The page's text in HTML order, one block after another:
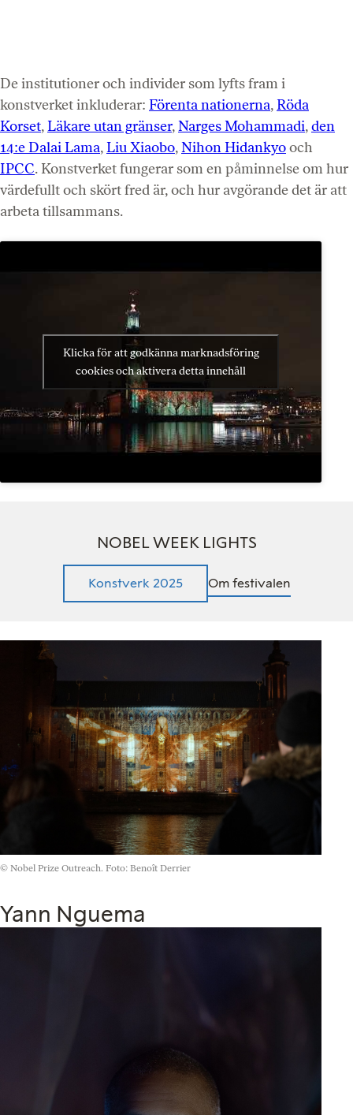
De institutioner och individer som lyfts fram i
konstverket inkluderar: Förenta nationerna,Röda
Korset,Läkare utan gränser,Narges Mohammadi,den
14:e Dalai Lama,Liu Xiaobo,Nihon Hidankyooch
IPCC. Konstverket fungerar som en påminnelse om hur
värdefullt och skört fred är, och hur avgörande det är att
arbeta tillsammans.
Klicka för att godkänna marknadsföring
cookies och aktivera detta innehåll
NOBEL WEEK LIGHTS
Konstverk 2025 Om festivalen
© Nobel Prize Outreach. Foto: Benoît Derrier
Yann Nguema